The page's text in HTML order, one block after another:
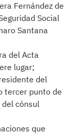
Fernández de
Social
Santana
del Acta
lugar;
del
tercer punto de
cónsul
que